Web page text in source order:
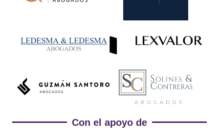
Con el apoyo de